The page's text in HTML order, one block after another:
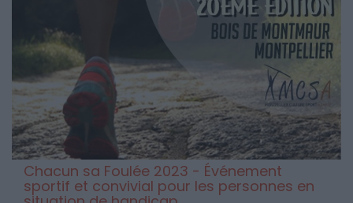
Chacun sa Foulée 2023 - Événement
sportif et convivial pour les personnes en